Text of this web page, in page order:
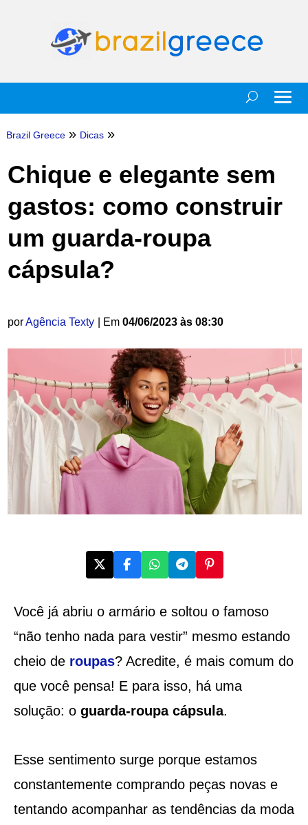
Brazil Greece » Dicas »
Chique e elegante sem
gastos: como construir
um guarda-roupa
cápsula?
porAgência Texty | Em 04/06/2023 às 08:30
Você já abriu o armário e soltou o famoso
“não tenho nada para vestir” mesmo estando
cheio de roupas? Acredite, é mais comum do
que você pensa! E para isso, há uma
solução: o guarda-roupa cápsula.
Esse sentimento surge porque estamos
constantemente comprando peças novas e
tentando acompanhar as tendências da moda